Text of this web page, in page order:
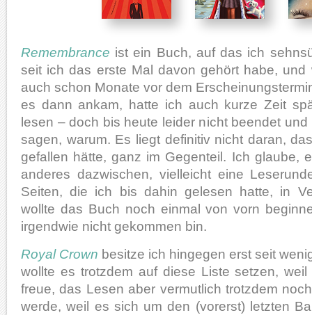
Remembrance ist ein Buch, auf das ich
seit ich das erste Mal davon gehört habe, und
auch schon Monate vor dem
es dann ankam, hatte ich auch kurze Zeit
lesen – doch bis heute leider nicht beendet
sagen, warum. Es liegt definitiv nicht daran,
gefallen hätte, ganz im Gegenteil. Ich glaube,
anderes dazwischen, vielleicht eine
Seiten, die ich bis dahin gelesen hatte, in
wollte das Buch noch einmal von vorn
irgendwie nicht gekommen bin.
Royal Crown besitze ich hingegen erst seit
wollte es trotzdem auf diese Liste setzen,
freue, das Lesen aber vermutlich trotzdem
werde, weil es sich um den (vorerst) letzten